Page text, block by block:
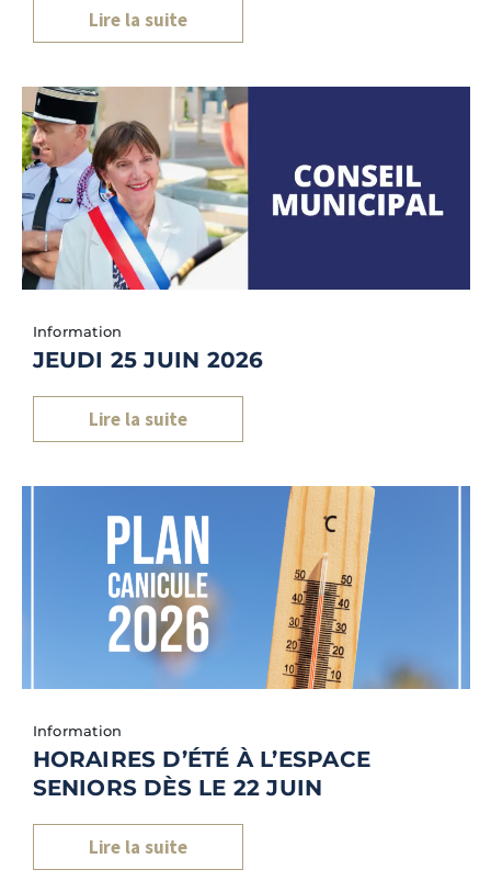
Lire la suite
JEUDI 25 JUIN 2026
Information
Lire la suite
HORAIRES D’ÉTÉ À L’ESPACE
SENIORS DÈS LE 22 JUIN
Information
Lire la suite